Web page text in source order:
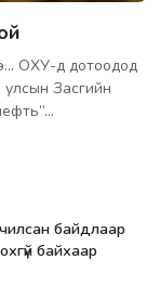
ОХУ-д дотоодод
улсын Засгийн
байдлаар
байхаар